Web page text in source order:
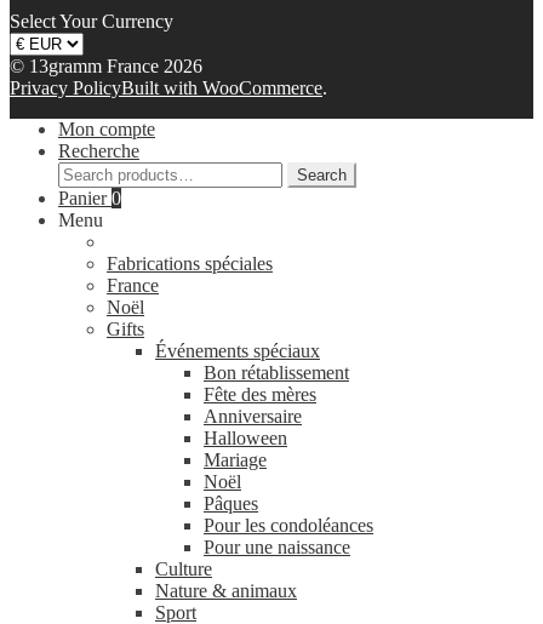
Select Your Currency
© 13gramm France 2026
Privacy PolicyBuilt with WooCommerce.
Mon compte
Recherche
Search
for:
Search
Panier0
Menu
Fabrications spéciales
France
Noël
Gifts
Événements spéciaux
Bon rétablissement
Fête des mères
Anniversaire
Halloween
Mariage
Noël
Pâques
Pour les condoléances
Pour une naissance
Culture
Nature & animaux
Sport